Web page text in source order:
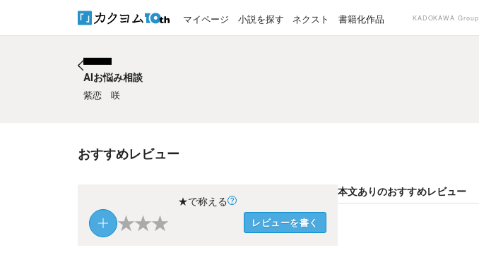
マイページ 小説を探す ネクスト 書籍化作品 KADOKAWA Group
AIお悩み相談
紫恋 咲
おすすめレビュー
★で称える
★★★ レビューを書く
本文ありのおすすめレビュー